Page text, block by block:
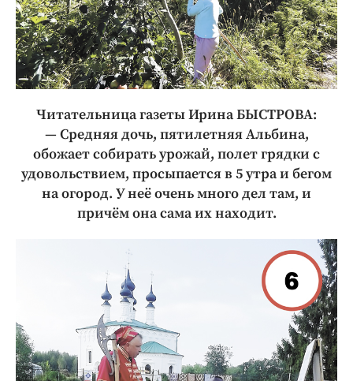
Читательница газеты Ирина БЫСТРОВА:
— Средняя дочь, пятилетняя Альбина,
обожает собирать урожай, полет грядки с
удовольствием, просыпается в 5 утра и бегом
на огород. У неё очень много дел там, и
причём она сама их находит.